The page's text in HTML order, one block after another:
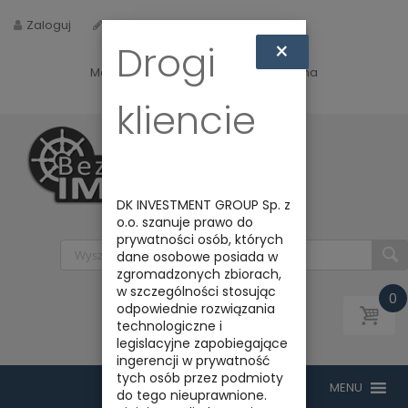
Zaloguj Zarejestruj
Masz jakieś pytania? Napisz do nas na
biuro@bezpiecznyimport.pl
0
Drogi
kliencie
×
DK INVESTMENT GROUP Sp. z
o.o. szanuje prawo do
prywatności osób, których
dane osobowe posiada w
zgromadzonych zbiorach,
w szczególności stosując
odpowiednie rozwiązania
technologiczne i
legislacyjne zapobiegające
ingerencji w prywatność
tych osób przez podmioty
do tego nieuprawnione.